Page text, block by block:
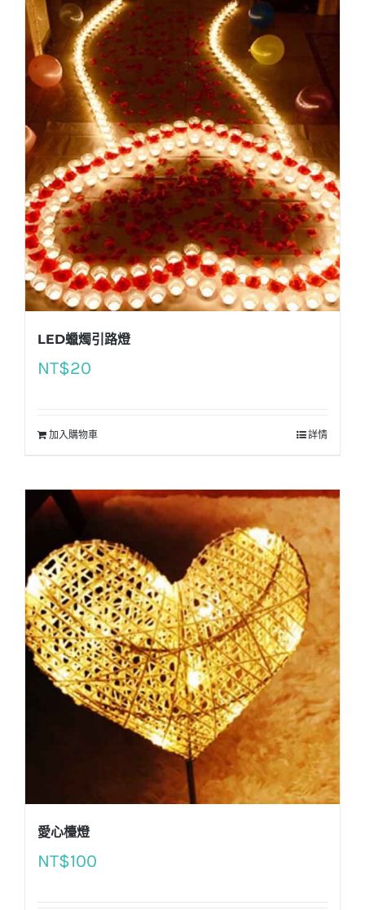
LED蠟燭引路燈
NT$20
加入購物車 詳情
愛心檯燈
NT$100